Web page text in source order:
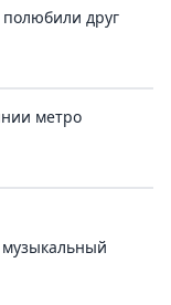
полюбили друг
метро